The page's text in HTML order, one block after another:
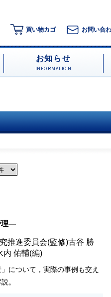
買い物カゴ お問い合
お知らせ
INFORMATION
理―
推進委員会(監修)古谷 勝
内 佑輔(編)
について，実際の事例も交え
。